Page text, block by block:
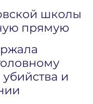
школы
прямую
и